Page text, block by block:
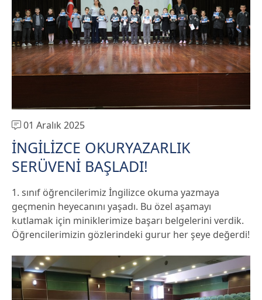
01 Aralık 2025
İNGİLİZCE OKURYAZARLIK
SERÜVENİ BAŞLADI!
1. sınıf öğrencilerimiz İngilizce okuma yazmaya
geçmenin heyecanını yaşadı. Bu özel aşamayı
kutlamak için miniklerimize başarı belgelerini verdik.
Öğrencilerimizin gözlerindeki gurur her şeye değerdi!